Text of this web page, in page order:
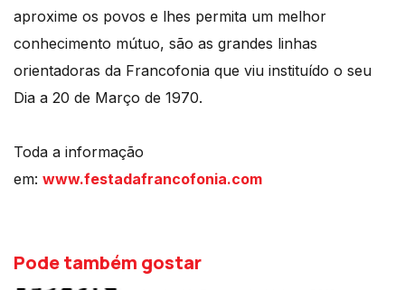
aproxime os povos e lhes permita um melhor
conhecimento mútuo, são as grandes linhas
orientadoras da Francofonia que viu instituído o seu
Dia a 20 de Março de 1970.
Toda a informação
em: www.festadafrancofonia.com
Pode também gostar